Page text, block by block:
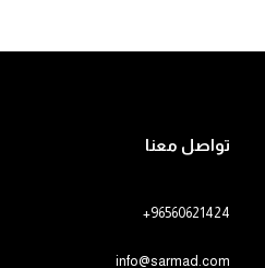
تواصل معنا
+96560621424
info@sarmad.com